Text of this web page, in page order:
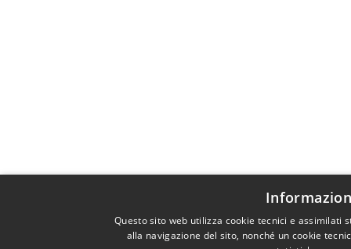
Questo sito web utilizza cookie tecnici e
alla navigazione del sito, nonché un cookie